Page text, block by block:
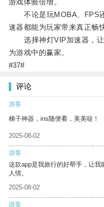
游戏体验倍增。
不论是玩MOBA、FPS还
速器都能为玩家带来真正畅
选择神灯VIP加速器，让
为游戏中的赢家。
#37#
评论
游客
梯子神器，ins随便看，美美哒！
2025-08-02
游客
这款app是我旅行的好帮手，让
人情。
2025-08-02
游客